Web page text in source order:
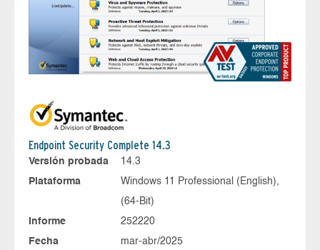
Endpoint Security Complete 14.3
Versión probada
14.3
Plataforma
Windows 11 Professional (English),
(64-Bit)
Informe
252220
Fecha
mar-abr/2025